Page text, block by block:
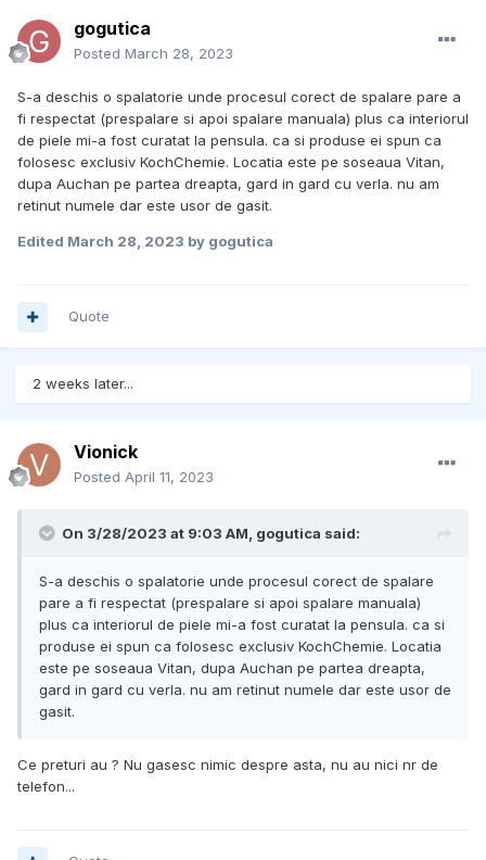
gogutica
Posted March 28, 2023
S-a deschis o spalatorie unde procesul corect de spalare pare a
fi respectat (prespalare si apoi spalare manuala) plus ca interiorul
de piele mi-a fost curatat la pensula. ca si produse ei spun ca
folosesc exclusiv KochChemie. Locatia este pe soseaua Vitan,
dupa Auchan pe partea dreapta, gard in gard cu verla. nu am
retinut numele dar este usor de gasit.
Edited March 28, 2023 by gogutica
Quote
2 weeks later...
Vionick
Posted April 11, 2023
On 3/28/2023 at 9:03 AM, gogutica said:
S-a deschis o spalatorie unde procesul corect de spalare
pare a fi respectat (prespalare si apoi spalare manuala)
plus ca interiorul de piele mi-a fost curatat la pensula. ca si
produse ei spun ca folosesc exclusiv KochChemie. Locatia
este pe soseaua Vitan, dupa Auchan pe partea dreapta,
gard in gard cu verla. nu am retinut numele dar este usor de
gasit.
Ce preturi au ? Nu gasesc nimic despre asta, nu au nici nr de
telefon...